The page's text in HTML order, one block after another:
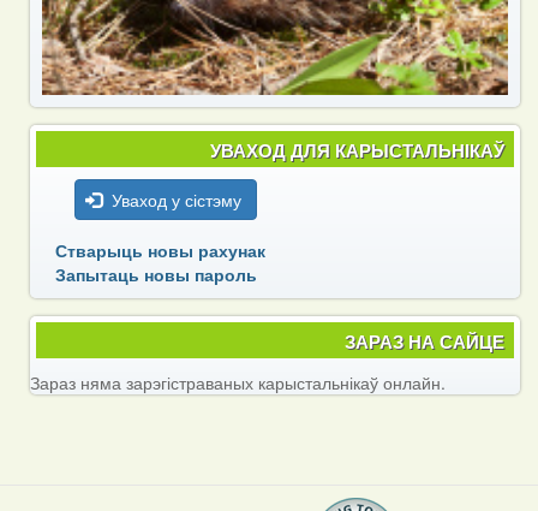
УВАХОД ДЛЯ КАРЫСТАЛЬНІКАЎ
Уваход у сістэму
Стварыць новы рахунак
Запытаць новы пароль
ЗАРАЗ НА САЙЦЕ
Зараз няма зарэгістраваных карыстальнікаў онлайн.